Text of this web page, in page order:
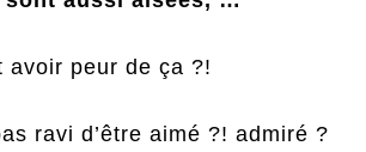
avoir peur de ça ?!
ravi d’être aimé ?! admiré ?